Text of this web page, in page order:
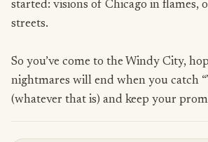
started: visions of Chicago in flames,
streets.
So you’ve come to the Windy City,
nightmares will end when you catch
(whatever that is) and keep your